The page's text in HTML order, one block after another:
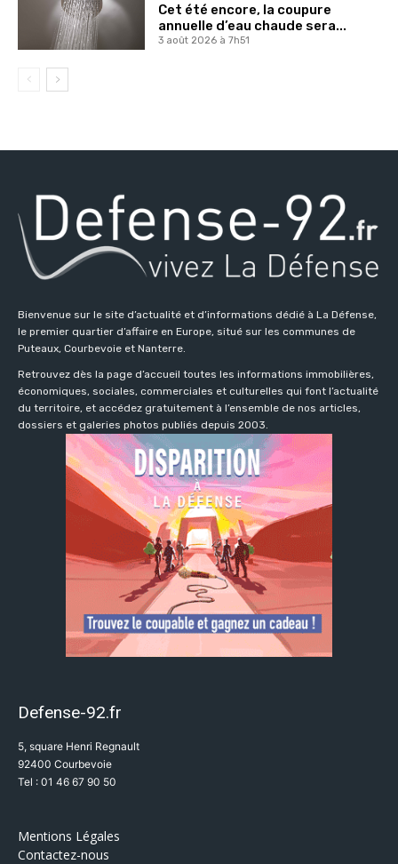
Cet été encore, la coupure
annuelle d’eau chaude sera...
3 août 2026 à 7h51
Bienvenue sur le site d’actualité et d’informations dédié à La Défense,
le premier quartier d’affaire en Europe, situé sur les communes de
Puteaux, Courbevoie et Nanterre.
Retrouvez dès la page d’accueil toutes les informations immobilières,
économiques, sociales, commerciales et culturelles qui font l’actualité
du territoire, et accédez gratuitement à l’ensemble de nos articles,
dossiers et galeries photos publiés depuis 2003.
Defense-92.fr
5, square Henri Regnault
92400 Courbevoie
Tel : 01 46 67 90 50
Mentions Légales
Contactez-nous